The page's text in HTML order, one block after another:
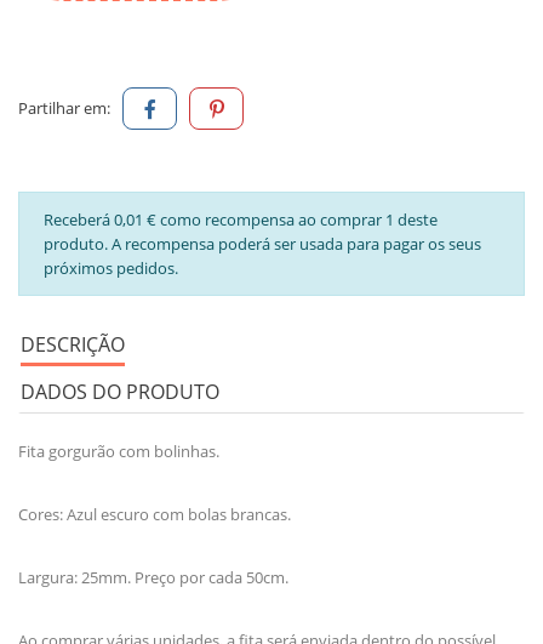
Partilhar em:
Receberá 0,01 € como recompensa ao comprar 1 deste
produto. A recompensa poderá ser usada para pagar os seus
próximos pedidos.
DESCRIÇÃO
DADOS DO PRODUTO
Fita gorgurão com bolinhas.
Cores: Azul escuro com bolas brancas.
Largura: 25mm. Preço por cada 50cm.